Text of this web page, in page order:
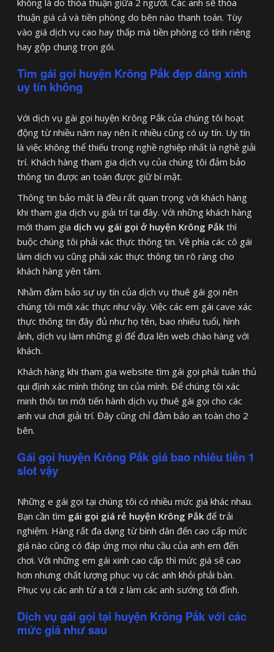
không là do thỏa thuận giữa 2 người. Các anh sẽ thỏa
thuận giá cả và tiền phòng do bên nào thanh toán. Tùy
vào giá dịch vụ cao hay thấp mà tiền phòng có tính riêng
hay gộp chung trọn gói.
Tìm gái gọi huyện Krông Pắk đẹp dáng xinh
uy tín không
Với dịch vụ gái gọi huyện Krông Pắk của chúng tôi hoạt
động từ nhiều năm nay nên ít nhiều cũng có uy tín. Uy tín
là việc không thể thiếu trong nghề nghiệp nhất là nghề giải
trí. Khách hàng tham gia dịch vụ của chúng tôi đảm bảo
thông tin được an toàn được giữ bí mật.
Thông tin bảo mật là đều rất quan trọng với khách hàng
khi tham gia dịch vụ giải trí tại đây. Với những khách hàng
mới tham gia dịch vụ gái gọi ở huyện Krông Pắk thì
buộc chúng tôi phải xác thực thông tin. Về phía các cô gái
làm dịch vụ cũng phải xác thực thông tin rõ ràng cho
khách hàng yên tâm.
Nhằm đảm bảo sự uy tín của dịch vụ thuê gái gọi nên
chúng tôi mới xác thực như vậy. Việc các em gái cave xác
thực thông tin đây đủ như họ tên, bao nhiêu tuổi, hình
ảnh, dịch vụ làm những gì để đưa lên web chào hàng với
khách.
Khách hàng khi tham gia website tìm gái gọi phải tuân thủ
qui định xác mình thông tin của mình. Để chúng tôi xác
minh thôi tin mới tiến hành dịch vụ thuê gái gọi cho các
anh vui chơi giải trí. Đây cũng chỉ đảm bảo an toàn cho 2
bên.
Gái gọi huyện Krông Pắk giá bao nhiêu tiền 1
slot vậy
Những e gái gọi tại chúng tôi có nhiều mức giá khác nhau.
Bạn cần tìm gái gọi giá rẻ huyện Krông Pắk để trải
nghiệm. Hàng rất đa dạng từ bình dân đến cao cấp mức
giá nào cũng có đáp ứng mọi nhu cầu của anh em đến
chơi. Với những em gái xinh cao cấp thì mức giá sẽ cao
hơn nhưng chất lượng phục vụ các anh khỏi phải bàn.
Phục vụ các anh từ a tới z làm các anh sướng tới đỉnh.
Dịch vụ gái gọi tại huyện Krông Pắk với các
mức giá như sau